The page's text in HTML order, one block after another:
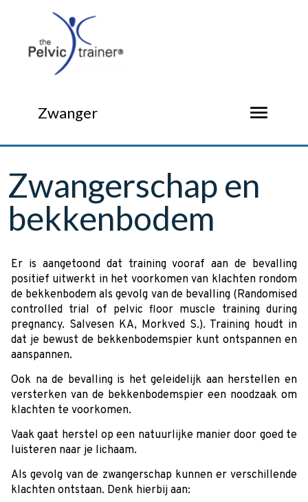
Zwanger menu
Zwangerschap en
bekkenbodem
Er is aangetoond dat training vooraf aan de bevalling
positief uitwerkt in het voorkomen van klachten rondom
de bekkenbodem als gevolg van de bevalling (Randomised
controlled trial of pelvic floor muscle training during
pregnancy. Salvesen KA, Morkved S.). Training houdt in
dat je bewust de bekkenbodemspier kunt ontspannen en
aanspannen.
Ook na de bevalling is het geleidelijk aan herstellen en
versterken van de bekkenbodemspier een noodzaak om
klachten te voorkomen.
Vaak gaat herstel op een natuurlijke manier door goed te
luisteren naar je lichaam.
Als gevolg van de zwangerschap kunnen er verschillende
klachten ontstaan. Denk hierbij aan: